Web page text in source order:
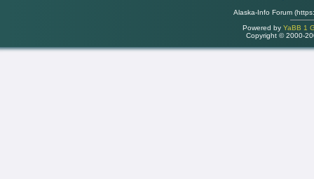
Alaska-Info Forum
Powered by YaBB 1
Copyright © 2000-